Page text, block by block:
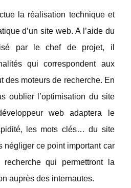
la réalisation technique et
d’un site web. A l’aide du
par le chef de projet, il
qui correspondent aux
des moteurs de recherche. En
oublier l’optimisation du site
web adaptera le
les mots clés… du site
négliger ce point important car
qui permettront la
auprès des internautes.